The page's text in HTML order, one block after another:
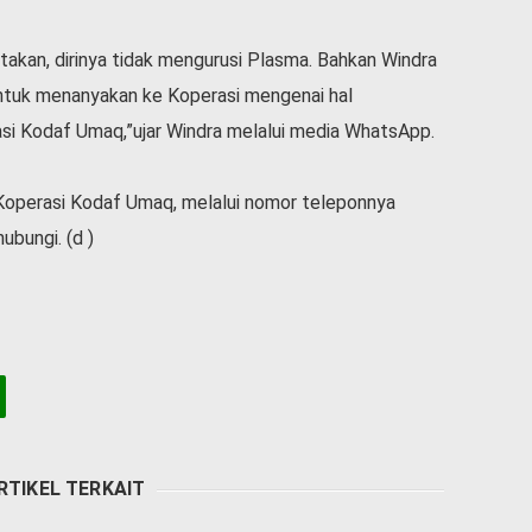
dirinya tidak mengurusi Plasma. Bahkan Windra
menanyakan ke Koperasi mengenai hal
Kodaf Umaq,”ujar Windra melalui media WhatsApp.
Kodaf Umaq, melalui nomor teleponnya
(d )
TERKAIT